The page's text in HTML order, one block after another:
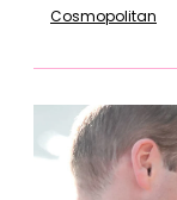
Cosmopolitan